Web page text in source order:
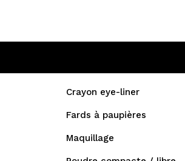
Crayon eye-liner
Fards à paupières
Maquillage